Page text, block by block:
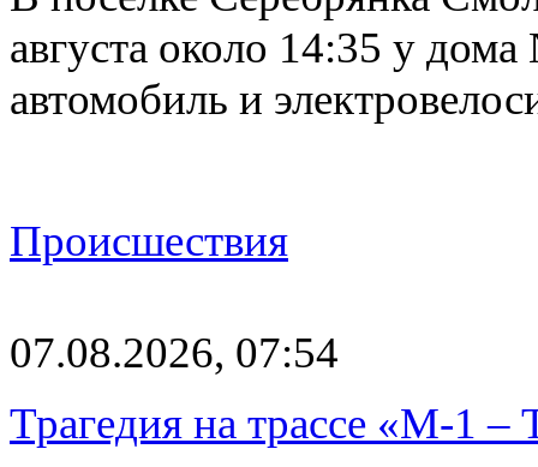
августа около 14:35 у
автомобиль и
Происшествия
07.08.2026, 07:54
Трагедия на трассе «М-1 –